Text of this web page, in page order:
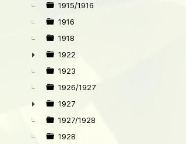
►
1915/1916
1916
1918
►
1922
1923
1926/1927
►
1927
1927/1928
1928